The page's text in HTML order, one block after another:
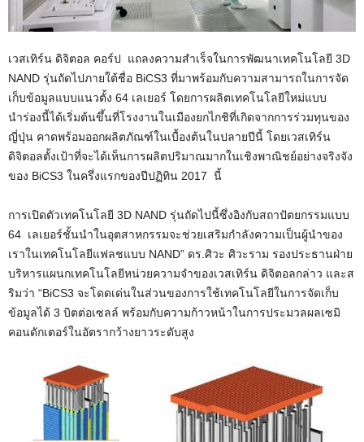
เวสเทิร์น ดิจิตอล คอร์ป แถลงความสำเร็จในการพัฒนาเทคโนโลยี 3D
NAND รุ่นถัดไปภายใต้ชื่อ BiCS3 ที่มาพร้อมกับความสามารถในการจัด
เก็บข้อมูลแบบแนวตั้ง 64 เลเยอร์ โดยการผลิตเทคโนโลยีใหม่แบบ
นำร่องนี้ได้เริ่มต้นขึ้นที่โรงงานในเมืองยกไกชิที่เกิดจากการร่วมทุนของ
ญี่ปุ่น คาดพร้อมออกผลิตภัณฑ์ในเบื้องต้นในปลายปีนี้ โดยเวสเทิร์น
ดิจิตอลตั้งเป้าที่จะได้เห็นการผลิตปริมาณมากในเชิงพาณิชย์อย่างจริงจัง
ของ BiCS3 ในครึ่งแรกของปีปฏิทิน 2017 นี้
การเปิดตัวเทคโนโลยี 3D NAND รุ่นถัดไปนี้ซึ่งอิงกับสถาปัตยกรรมแบบ
64 เลเยอร์ชั้นนำในอุตสาหกรรมจะช่วยเสริมกำลังความเป็นผู้นำของ
เราในเทคโนโลยีแฟลชแบบ NAND” ดร.ศิวะ ศิวะราม รองประธานฝ่าย
บริหารแผนกเทคโนโลยีหน่วยความจำของเวสเทิร์น ดิจิตอลกล่าว และส
ริมว่า “BiCS3 จะโดดเด่นในส่วนของการใช้เทคโนโลยีในการจัดเก็บ
ข้อมูลได้ 3 บิตต่อเซลล์ พร้อมกับความก้าวหน้าในการประมวลผลเซมิ
คอนดักเตอร์ในอัตรากว้างยาวระดับสูง